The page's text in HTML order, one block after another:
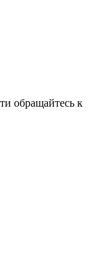
обращайтесь к